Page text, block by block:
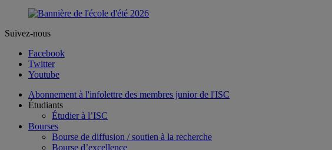
Suivez-nous
Facebook
Twitter
Youtube
Abonnement à l'infolettre des membres junior de l'ISC
Étudiants
Étudier à l’ISC
Bourses
Bourse de diffusion / soutien à la recherche
Bourse d’excellence